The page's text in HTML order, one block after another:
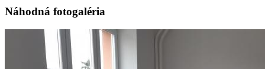
Náhodná fotogaléria